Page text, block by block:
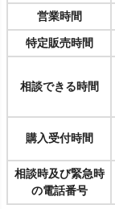
営業時間
特定販売時間
相談できる時間
購入受付時間
相談時及び緊急時
の電話番号